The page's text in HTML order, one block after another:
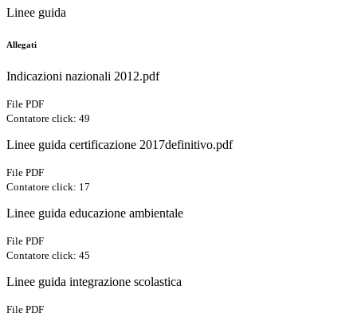
Linee guida
Allegati
Indicazioni nazionali 2012.pdf
File PDF
Contatore click: 49
Linee guida certificazione 2017definitivo.pdf
File PDF
Contatore click: 17
Linee guida educazione ambientale
File PDF
Contatore click: 45
Linee guida integrazione scolastica
File PDF